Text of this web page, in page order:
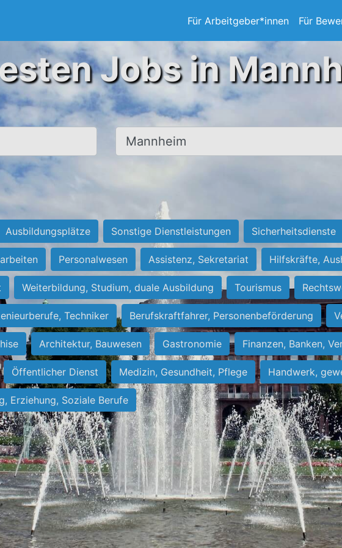
Für Arbeitgeber*innen Für
Jobs in
Ort, Stadt
Ausbildungsplätze Sonstige Dienstleistungen Sicherheitsdienste
Personalwesen Assistenz, Sekretariat Hilfskräfte,
Weiterbildung, Studium, duale Ausbildung Tourismus
Techniker Berufskraftfahrer, Personenbeförderung
Architektur, Bauwesen Gastronomie Finanzen, Banken,
Öffentlicher Dienst Medizin, Gesundheit, Pflege Handwerk,
Erziehung, Soziale Berufe